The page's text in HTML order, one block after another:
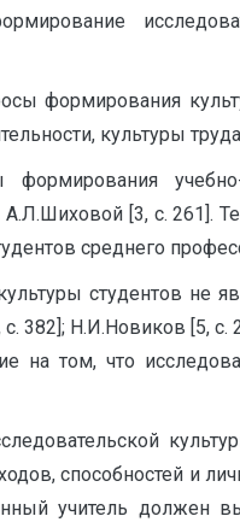
формирования
культуры
формирования
[3, с. 261].
среднего
студентов не
382]; Н.И.Новиков [5, с.
на том, что
способностей и
учитель должен